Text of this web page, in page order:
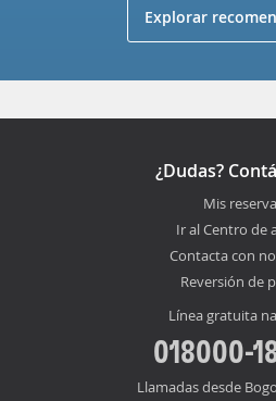
Explorar
¿Dudas?
Mis
Ir al Centro de
Contacta con
Reversión de
Línea gratuita
018000-
Llamadas desde